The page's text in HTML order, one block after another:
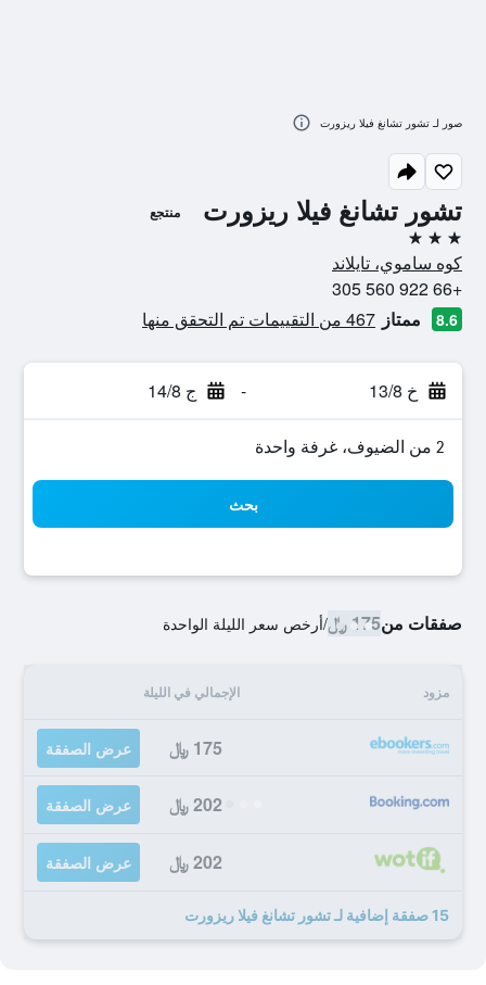
تشور تشانغ فيلا ريزورت منتجع
3 نجوم
كوه ساموي، تايلاند
+66 922 560 305
8.6 ممتاز 467 من التقييمات تم التحقق منها
خ 13/8 - ج 14/8
2 من الضيوف، غرفة واحدة
بحث
صفقات من175 ﷼ /أرخص سعر الليلة الواحدة
مزود الإجمالي في الليلة
175 ﷼ عرض الصفقة
202 ﷼ عرض الصفقة
202 ﷼ عرض الصفقة
15 صفقة إضافية لـ تشور تشانغ فيلا ريزورت
صور لـ تشور تشانغ فيلا ريزورت